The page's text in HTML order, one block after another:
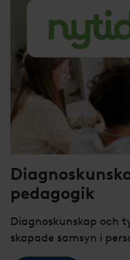
pedagogik
Diagnoskunskap och
skapade samsyn i